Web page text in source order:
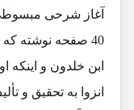
آغاز شرحی مبسوطی
40 صفحه نوشته
ابن خلدون و
انزوا به تحقیق و